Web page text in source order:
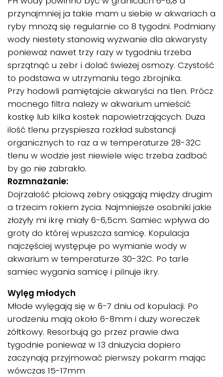
przynajmniej ja takie mam u siebie w akwariach a
ryby mnożą się regularnie co 8 tygodni. Podmiany
wody niestety stanowią wyzwanie dla akwarysty
ponieważ nawet trzy razy w tygodniu trzeba
sprzątnąć u zebr i dolać świeżej osmozy. Czystość
to podstawa w utrzymaniu tego zbrojnika.
Przy hodowli pamiętajcie akwaryści na tlen. Prócz
mocnego filtra należy w akwarium umieścić
kostkę lub kilka kostek napowietrzających. Duża
ilość tlenu przyspiesza rozkład substancji
organicznych to raz a w temperaturze 28-32C
tlenu w wodzie jest niewiele więc trzeba zadbać
by go nie zabrakło.
Rozmnażanie:
Dojrzałość płciową zebry osiągają między drugim
a trzecim rokiem życia. Najmniejsze osobniki jakie
złożyły mi ikrę miały 6-6,5cm. Samiec wpływa do
groty do której wpuszcza samicę. Kopulacja
najczęściej występuje po wymianie wody w
akwarium w temperaturze 30-32C. Po tarle
samiec wygania samicę i pilnuje ikry.
Wylęg młodych
Młode wylęgają się w 6-7 dniu od kopulacji. Po
urodzeniu mają około 6-8mm i duży woreczek
żółtkowy. Resorbują go przez prawie dwa
tygodnie ponieważ w 13 dniużycia dopiero
zaczynają przyjmować pierwszy pokarm mając
wówczas 15-17mm